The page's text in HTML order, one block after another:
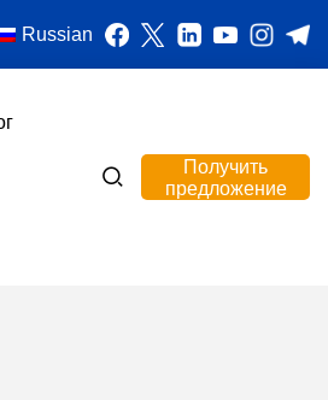
Russian
Получить
предложение